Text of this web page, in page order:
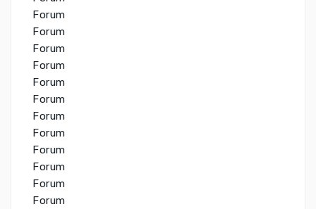
Forum
Forum
Forum
Forum
Forum
Forum
Forum
Forum
Forum
Forum
Forum
Forum